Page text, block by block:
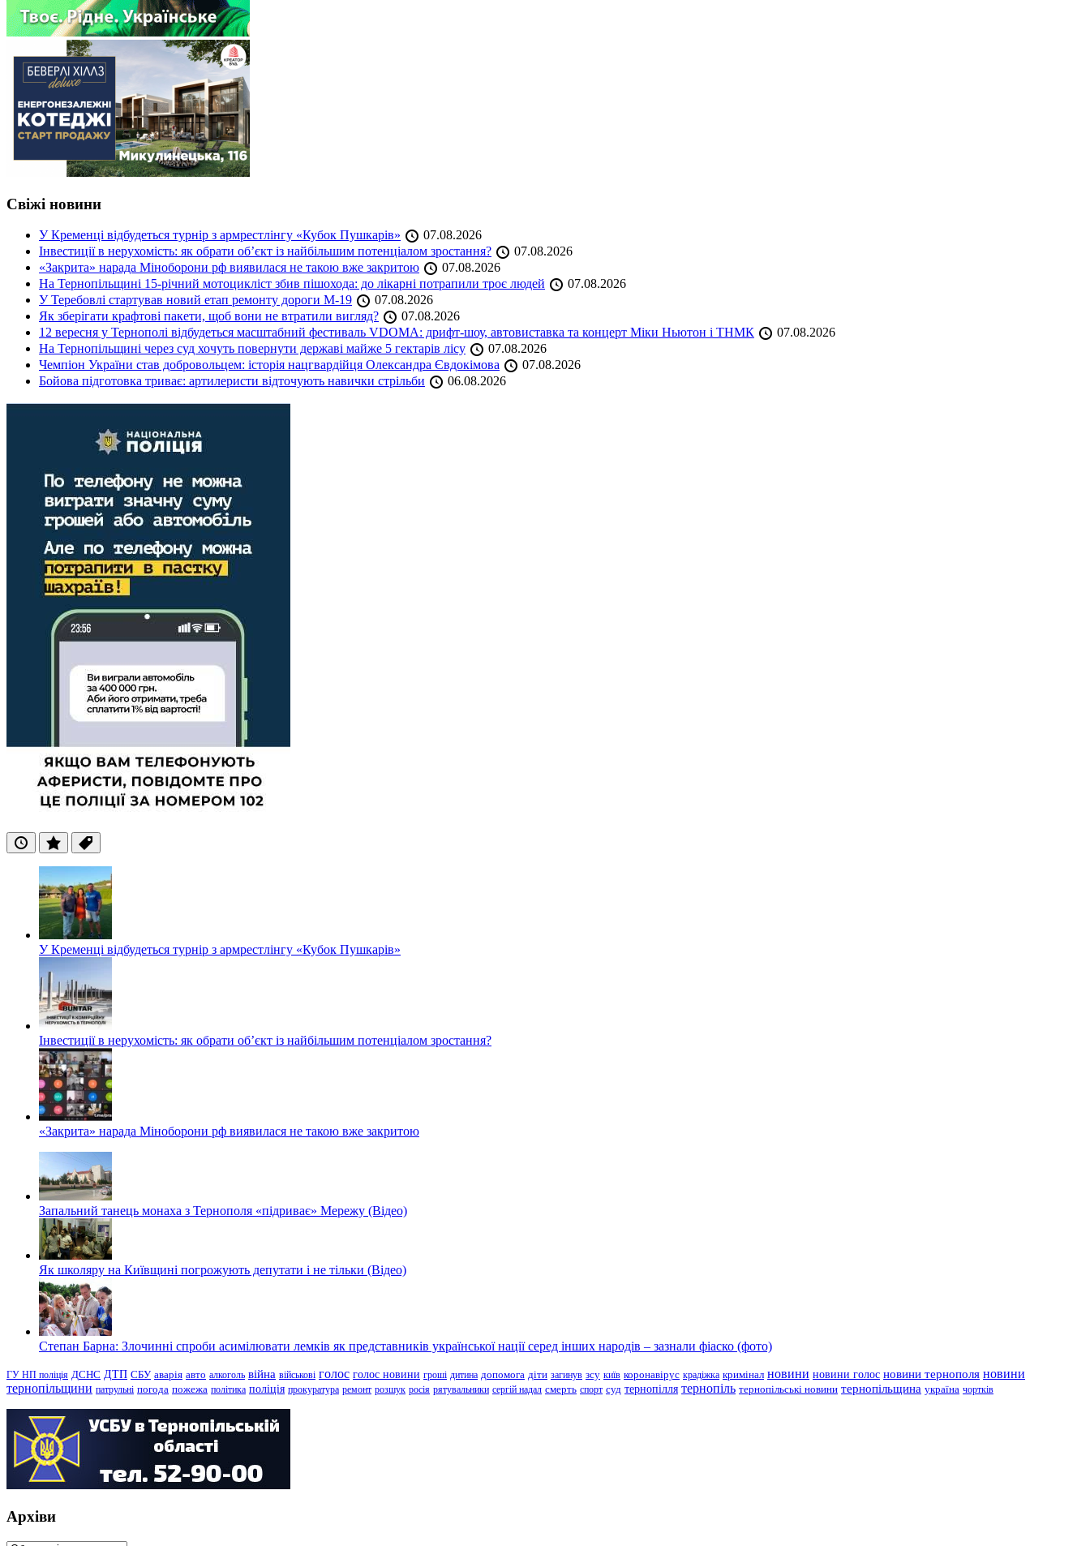
Свіжі новини
У Кременці відбудеться турнір з армрестлінгу «Кубок Пушкарів»
07.08.2026
Інвестиції в нерухомість: як обрати об’єкт із найбільшим потенціалом зростання?
07.08.2026
«Закрита» нарада Міноборони рф виявилася не такою вже закритою
07.08.2026
На Тернопільщині 15-річний мотоцикліст збив пішохода: до лікарні потрапили троє людей
07.08.2026
У Теребовлі стартував новий етап ремонту дороги М-19
07.08.2026
Як зберігати крафтові пакети, щоб вони не втратили вигляд?
07.08.2026
12 вересня у Тернополі відбудеться масштабний фестиваль VDOMA: дрифт-шоу, автовиставка та концерт Міки Ньютон і ТНМК
07.08.2026
На Тернопільщині через суд хочуть повернути державі майже 5 гектарів лісу
07.08.2026
Чемпіон України став добровольцем: історія нацгвардійця Олександра Євдокімова
07.08.2026
Бойова підготовка триває: артилеристи відточують навички стрільби
06.08.2026
ОстанніПопулярні
Теги
У Кременці відбудеться турнір з армрестлінгу «Кубок Пушкарів»
Інвестиції в нерухомість: як обрати об’єкт із найбільшим потенціалом зростання?
«Закрита» нарада Міноборони рф виявилася не такою вже закритою
Запальний танець монаха з Тернополя «підриває» Мережу (Відео)
Як школяру на Київщині погрожують депутати і не тільки (Відео)
Степан Барна: Злочинні спроби асимілювати лемків як представників української нації серед інших народів – зазнали фіаско (фото)
ГУ НП поліція ДСНС ДТП СБУ аварія авто алкоголь війна військові голос голос новини гроші дитина допомога діти загинув зсу київ коронавірус крадіжка кримінал новини новини голос новини тернополя новини
тернопільщини патрульні погода пожежа політика поліція прокуратура ремонт розшук росія рятувальники сергій надал смерть спорт суд тернопілля тернопіль тернопільські новини тернопільщина україна чортків
Архіви